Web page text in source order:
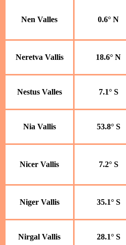
Nen Valles 0.6° N
Neretva Vallis 18.6° N
Nestus Valles 7.1° S
Nia Vallis 53.8° S
Nicer Vallis 7.2° S
Niger Vallis 35.1° S
Nirgal Vallis 28.1° S